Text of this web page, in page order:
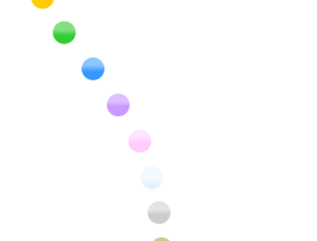
黄色の花のフリー写真素材
緑色の花のフリー写真素材
青色の花のフリー写真素材
紫色の花のフリー写真素材
白色の花のフリー写真素材
昆虫のフリー写真素材